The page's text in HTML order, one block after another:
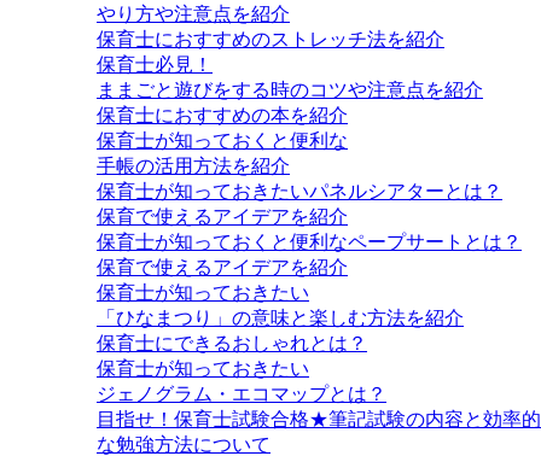
やり方や注意点を紹介
保育士におすすめのストレッチ法を紹介
保育士必見！
ままごと遊びをする時のコツや注意点を紹介
保育士におすすめの本を紹介
保育士が知っておくと便利な
手帳の活用方法を紹介
保育士が知っておきたいパネルシアターとは？
保育で使えるアイデアを紹介
保育士が知っておくと便利なペープサートとは？
保育で使えるアイデアを紹介
保育士が知っておきたい
「ひなまつり」の意味と楽しむ方法を紹介
保育士にできるおしゃれとは？
保育士が知っておきたい
ジェノグラム・エコマップとは？
目指せ！保育士試験合格★筆記試験の内容と効率的
な勉強方法について